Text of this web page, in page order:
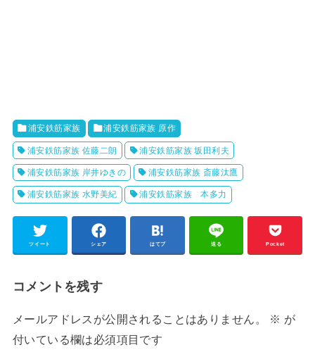
浦安鉄筋家族 浦安鉄筋家族 原作
浦安鉄筋家族 佐藤二朗 浦安鉄筋家族 坂田利夫
浦安鉄筋家族 岸井ゆきの 浦安鉄筋家族 斎藤汰鷹
浦安鉄筋家族 水野美紀 浦安鉄筋家族 本多力
ツイート シェア はてブ 送る Pocket
コメントを残す
メールアドレスが公開されることはありません。 ※ が
付いている欄は必須項目です